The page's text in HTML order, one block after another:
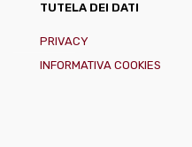
TUTELA DEI DATI
PRIVACY
INFORMATIVA COOKIES